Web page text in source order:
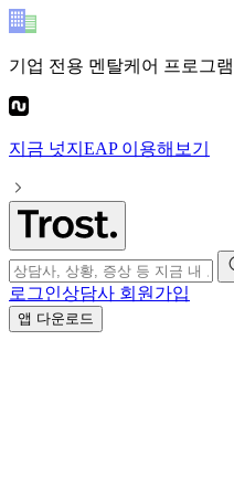
기업 전용 멘탈케어 프로그램
지금 넛지EAP이용해보기
로그인상담사 회원가입
앱 다운로드